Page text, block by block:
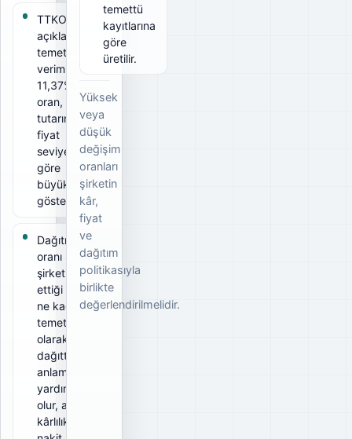
TTKOM için
açıklanan
temettü
verimi
11,37%. Bu
oran, ödeme
tutarının ilgili
fiyat
seviyesine
göre
büyüklüğünü
gösterir.
Dağıtım
oranı 86%;
şirketin elde
ettiği kârın
ne kadarını
temettü
olarak
dağıttığını
anlamaya
yardımcı
olur, ancak
kârlılık ve
temettü
kayıtlarına
göre
üretilir.
Yüksek
veya
düşük
değişim
oranları
şirketin
kâr,
fiyat
ve
dağıtım
politikasıyla
birlikte
değerlendirilmelidir.